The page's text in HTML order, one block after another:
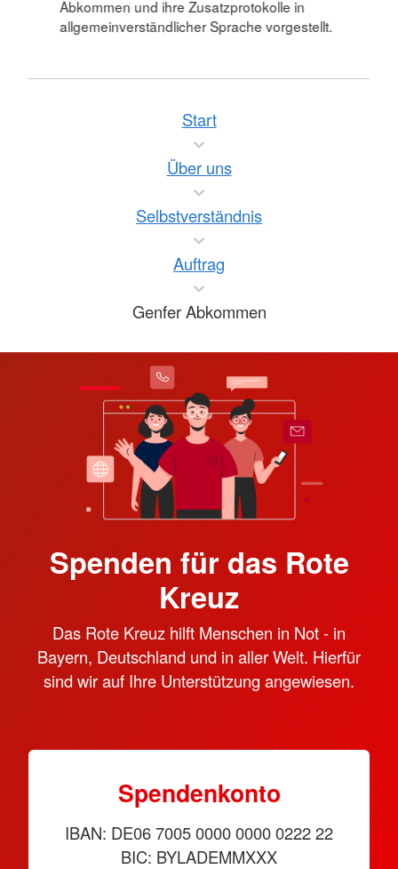
Abkommen und ihre Zusatzprotokolle in
allgemeinverständlicher Sprache vorgestellt.
Start
Über uns
Selbstverständnis
Auftrag
Genfer Abkommen
Spenden für das Rote
Kreuz
Das Rote Kreuz hilft Menschen in Not - in
Bayern, Deutschland und in aller Welt. Hierfür
sind wir auf Ihre Unterstützung angewiesen.
Spendenkonto
IBAN: DE06 7005 0000 0000 0222 22
BIC: BYLADEMMXXX